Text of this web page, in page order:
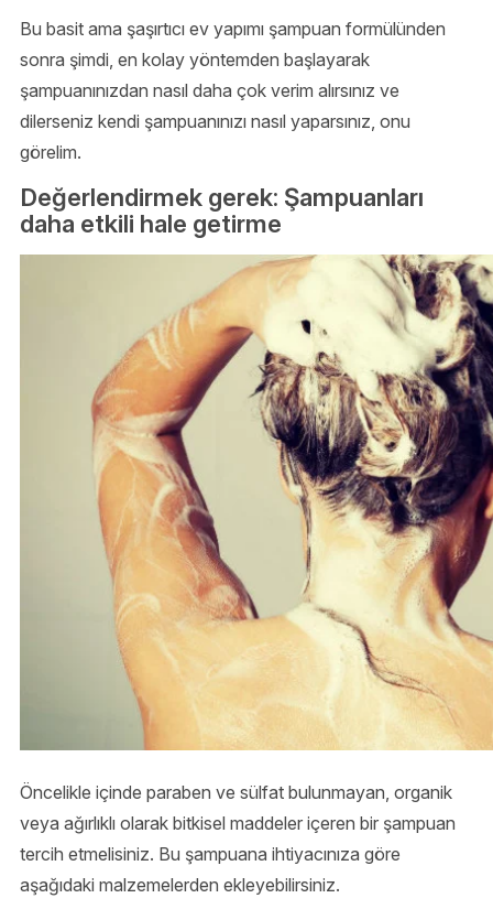
Bu basit ama şaşırtıcı ev yapımı şampuan formülünden
sonra şimdi, en kolay yöntemden başlayarak
şampuanınızdan nasıl daha çok verim alırsınız ve
dilerseniz kendi şampuanınızı nasıl yaparsınız, onu
görelim.
Değerlendirmek gerek: Şampuanları
daha etkili hale getirme
Öncelikle içinde paraben ve sülfat bulunmayan, organik
veya ağırlıklı olarak bitkisel maddeler içeren bir şampuan
tercih etmelisiniz. Bu şampuana ihtiyacınıza göre
aşağıdaki malzemelerden ekleyebilirsiniz.